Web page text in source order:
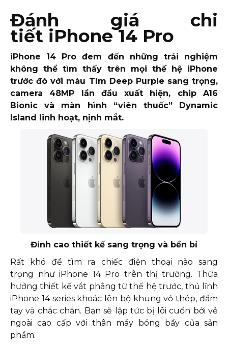
Đánh giá chi
tiết iPhone 14 Pro
iPhone 14 Pro đem đến những trải nghiệm
không thể tìm thấy trên mọi thế hệ iPhone
trước đó với màu Tím Deep Purple sang trọng,
camera 48MP lần đầu xuất hiện, chip A16
Bionic và màn hình “viên thuốc” Dynamic
Island linh hoạt, nịnh mắt.
Đỉnh cao thiết kế sang trọng và bền bỉ
Rất khó để tìm ra chiếc điện thoại nào sang
trọng như iPhone 14 Pro trên thị trường. Thừa
hưởng thiết kế vát phẳng từ thế hệ trước, thủ lĩnh
iPhone 14 series khoác lên bộ khung vỏ thép, đầm
tay và chắc chắn. Bạn sẽ lập tức bị lôi cuốn bởi vẻ
ngoài cao cấp với thân máy bóng bẩy của sản
phẩm.